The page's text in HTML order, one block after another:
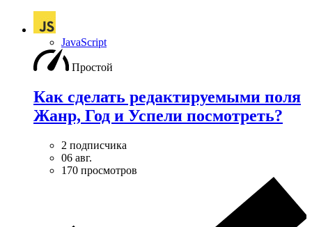
JavaScript
Простой
Как сделать редактируемыми поля
Жанр, Год и Успели посмотреть?
2 подписчика
06 авг.
170 просмотров